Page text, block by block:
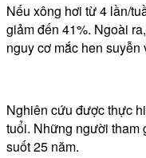
Nếu xông hơi từ 4 lần/
giảm đến 41%. Ngoài
nguy cơ mắc hen
Nghiên cứu được thực
tuổi. Những người tham
suốt 25 năm.